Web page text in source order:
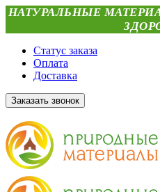
НАТУРАЛЬНЫЕ
Статус заказа
Оплата
Доставка
Заказать звонок